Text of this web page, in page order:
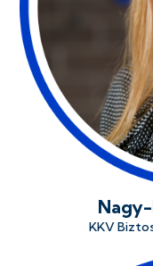
KKV